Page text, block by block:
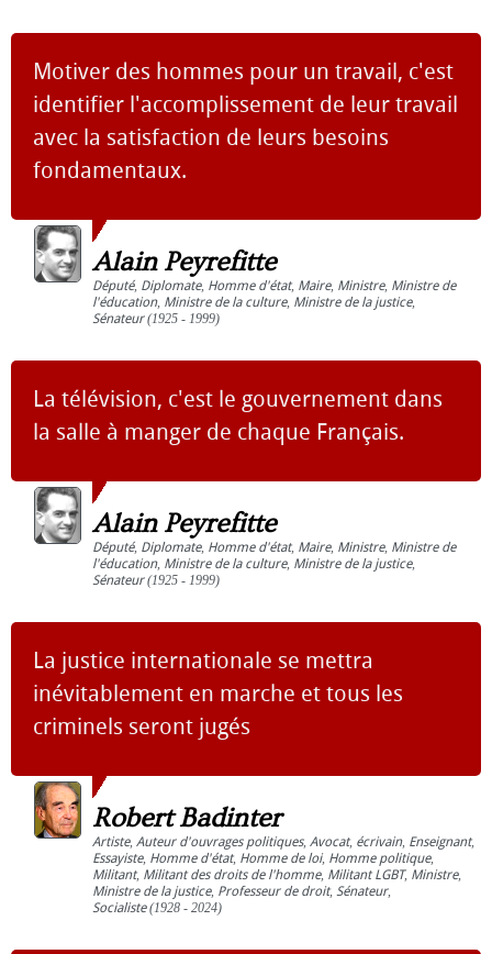
Motiver des hommes pour un travail, c'est
identifier l'accomplissement de leur travail
avec la satisfaction de leurs besoins
fondamentaux.
Alain Peyrefitte
Député, Diplomate, Homme d'état, Maire, Ministre, Ministre de
l'éducation, Ministre de la culture, Ministre de la justice,
Sénateur(1925 - 1999)
La télévision, c'est le gouvernement dans
la salle à manger de chaque Français.
Alain Peyrefitte
Député, Diplomate, Homme d'état, Maire, Ministre, Ministre de
l'éducation, Ministre de la culture, Ministre de la justice,
Sénateur(1925 - 1999)
La justice internationale se mettra
inévitablement en marche et tous les
criminels seront jugés
Robert Badinter
Artiste, Auteur d'ouvrages politiques, Avocat, écrivain, Enseignant,
Essayiste, Homme d'état, Homme de loi, Homme politique,
Militant, Militant des droits de l'homme, Militant LGBT, Ministre,
Ministre de la justice, Professeur de droit, Sénateur,
Socialiste(1928 - 2024)